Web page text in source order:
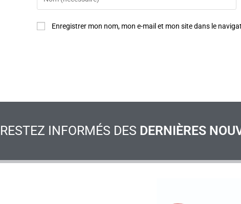
Enregistrer mon nom, mon e-mail et mon site dans le
RESTEZ INFORMÉS DES DERNIÈRES